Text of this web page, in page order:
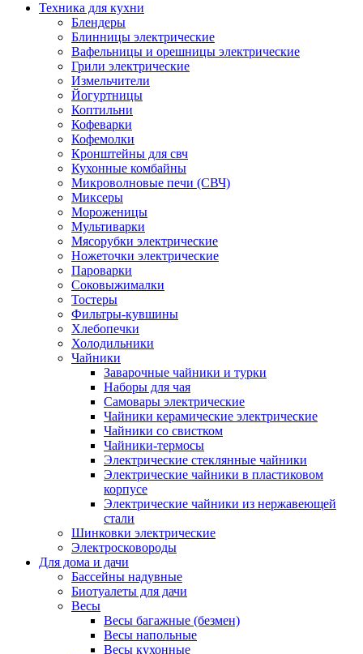
Техника для кухни
Блендеры
Блинницы электрические
Вафельницы и орешницы электрические
Грили электрические
Измельчители
Йогуртницы
Коптильни
Кофеварки
Кофемолки
Кронштейны для свч
Кухонные комбайны
Микроволновые печи (СВЧ)
Миксеры
Мороженицы
Мультиварки
Мясорубки электрические
Ножеточки электрические
Пароварки
Соковыжималки
Тостеры
Фильтры-кувшины
Хлебопечки
Холодильники
Чайники
Заварочные чайники и турки
Наборы для чая
Самовары электрические
Чайники керамические электрические
Чайники со свистком
Чайники-термосы
Электрические стеклянные чайники
Электрические чайники в пластиковом
корпусе
Электрические чайники из нержавеющей
стали
Шинковки электрические
Электросковороды
Для дома и дачи
Бассейны надувные
Биотуалеты для дачи
Весы
Весы багажные (безмен)
Весы напольные
Весы кухонные